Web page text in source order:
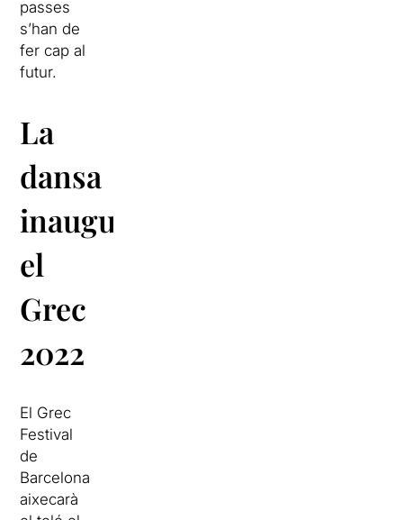
passes
s’han de
fer cap al
futur.
La
dansa
inaugurarà
el
Grec
2022
El Grec
Festival
de
Barcelona
aixecarà